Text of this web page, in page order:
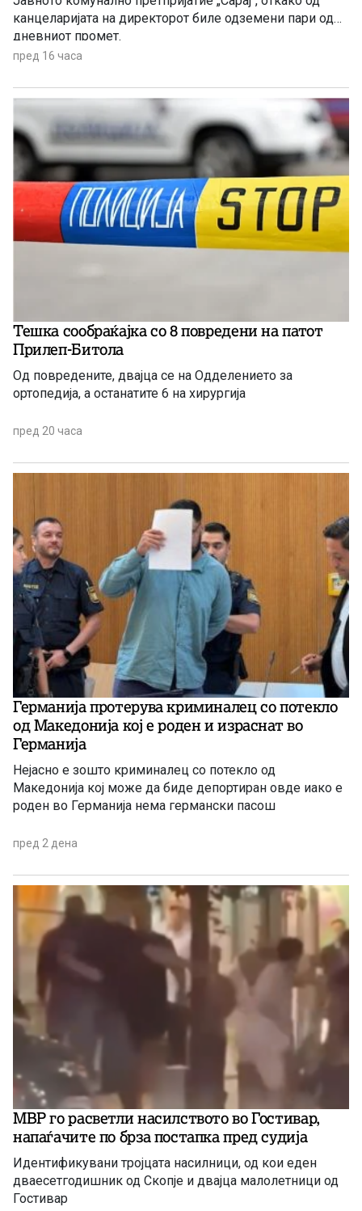
канцеларијата на директорот биле одземени пари од
дневниот промет.
пред 16 часа
Тешка сообраќајка со 8 повредени на патот
Прилеп-Битола
Од повредените, двајца се на Одделението за
ортопедија, а останатите 6 на хирургија
пред 20 часа
Германија протерува криминалец со потекло
од Македонија кој е роден и израснат во
Германија
Нејасно е зошто криминалец со потекло од
Македонија кој може да биде депортиран овде иако е
роден во Германија нема германски пасош
пред 2 дена
МВР го расветли насилството во Гостивар,
напаѓачите по брза постапка пред судија
Идентификувани тројцата насилници, од кои еден
дваесетгодишник од Скопје и двајца малолетници од
Гостивар